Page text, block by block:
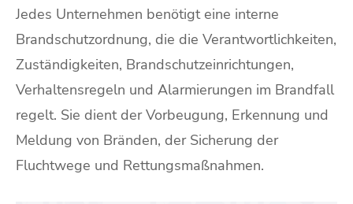
Jedes Unternehmen benötigt eine interne
Brandschutzordnung, die die Verantwortlichkeiten,
Zuständigkeiten, Brandschutzeinrichtungen,
Verhaltensregeln und Alarmierungen im Brandfall
regelt. Sie dient der Vorbeugung, Erkennung und
Meldung von Bränden, der Sicherung der
Fluchtwege und Rettungsmaßnahmen.